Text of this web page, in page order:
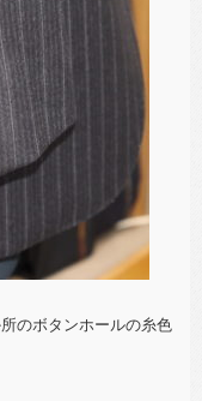
のボタンホールの糸色